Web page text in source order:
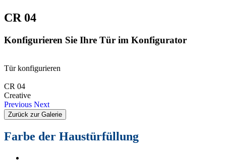
CR 04
Konfigurieren Sie Ihre Tür im Konfigurator
Tür konfigurieren
CR 04
Creative
Previous Next
Zurück zur Galerie
Farbe der Haustürfüllung